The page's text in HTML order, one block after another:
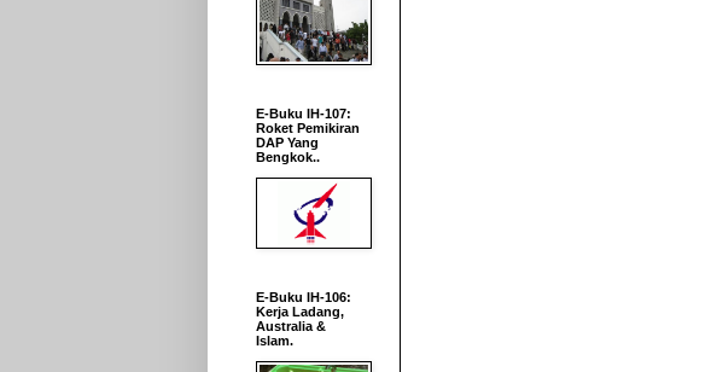
E-Buku IH-107:
Roket Pemikiran
DAP Yang
Bengkok..
E-Buku IH-106:
Kerja Ladang,
Australia &
Islam.